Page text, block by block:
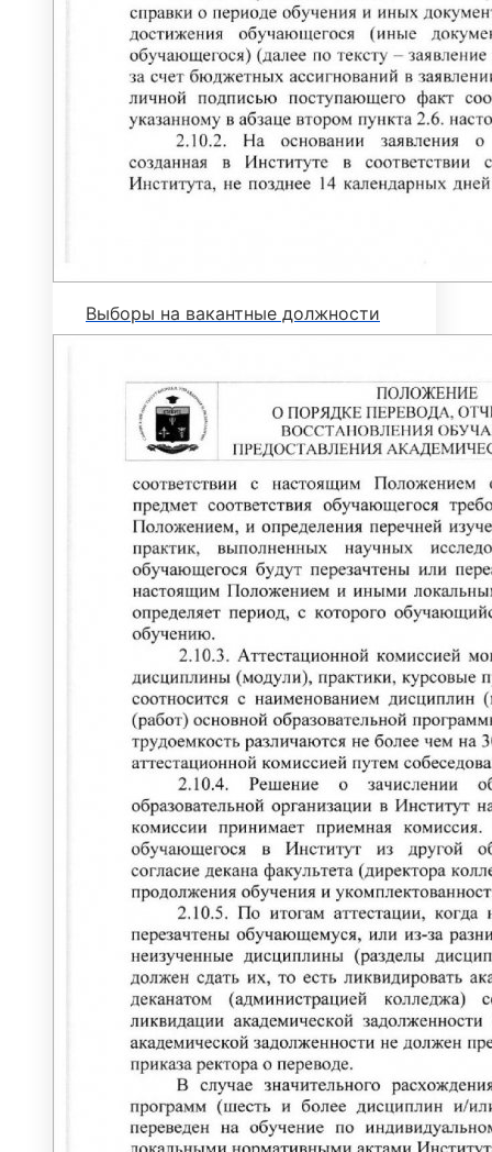
ПАРТНЕРЫ
НАУКА И ОБРАЗОВАНИЕ ПРОТИВ
ТЕРРОРА
ПРОТИВОДЕЙСТВИЕ КОРРУПЦИИ И
ТЕРРОРУ
ОТДЕЛ КАДРОВ
Выборы на вакантные должности
ОБЩИЙ ОТДЕЛ
ОЦЕНКА КАЧЕСТВА ОБРАЗОВАНИЯ
ДЕМОНСТРАЦИОННЫЙ ЭКЗАМЕН
АДАПТИРОВАННЫЕ
ОБРАЗОВАТЕЛЬНЫЕ ПРОГРАММЫ
БИБЛИОТЕКА
Документы библиотеки
Читателю
Ресурсы библиотеки
Комплектование ресурсов
Книгообеспеченность
Преподавателям
Наукометрия
Доступная среда
ЮРИДИЧЕСКИЙ КОНСУЛЬТАЦИОННО-
МЕТОДИЧЕСКИЙ ЦЕНТР
ЭЛЕКТРОННО-БИБЛИОТЕЧНАЯ
СИСТЕМА СИБУП
ФЕДЕРАЛЬНАЯ ПРОГРАММА
«ОБУЧЕНИЕ СЛУЖЕНИЕМ»